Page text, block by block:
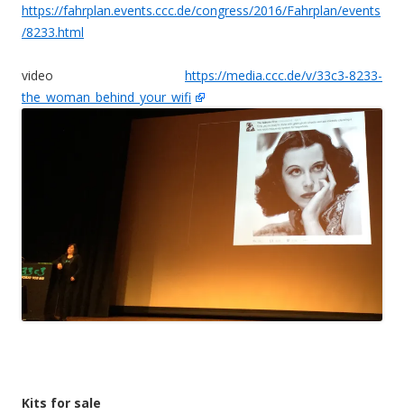
https://fahrplan.events.ccc.de/congress/2016/Fahrplan/events
/8233.html
video https://media.ccc.de/v/33c3-8233-
the_woman_behind_your_wifi
Kits for sale